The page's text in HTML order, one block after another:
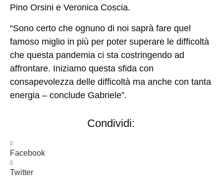
Pino Orsini e Veronica Coscia.
“Sono certo che ognuno di noi saprà fare quel
famoso miglio in più per poter superare le difficoltà
che questa pandemia ci sta costringendo ad
affrontare. Iniziamo questa sfida con
consapevolezza delle difficoltà ma anche con tanta
energia – conclude Gabriele”.
Condividi:
Facebook
Twitter